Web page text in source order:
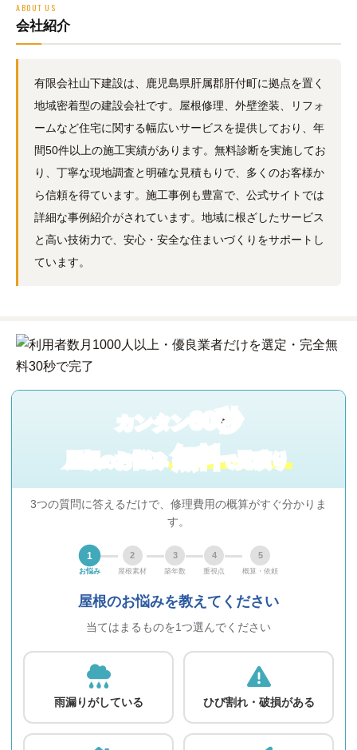
ABOUT US
会社紹介
有限会社山下建設は、鹿児島県肝属郡肝付町に拠点を置く
地域密着型の建設会社です。屋根修理、外壁塗装、リフォ
ームなど住宅に関する幅広いサービスを提供しており、年
間50件以上の施工実績があります。無料診断を実施してお
り、丁寧な現地調査と明確な見積もりで、多くのお客様か
ら信頼を得ています。施工事例も豊富で、公式サイトでは
詳細な事例紹介がされています。地域に根ざしたサービス
と高い技術力で、安心・安全な住まいづくりをサポートし
ています。
カンタン60秒
屋根 のお悩み無料で見積り
3つの質問に答えるだけで、修理費用の概算がすぐ分かりま
す。
1
お悩み
2
屋根素材
3
築年数
4
重視点
5
概算・依頼
屋根のお悩みを教えてください
当てはまるものを1つ選んでください
雨漏りがしている ひび割れ・破損がある